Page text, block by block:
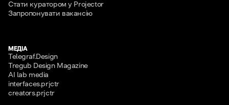
Стати куратором у Projector
Запропонувати вакансію
МЕДІА
Telegraf.Design
Tregub Design Magazine
AI lab media
interfaces.prjctr
creators.prjctr